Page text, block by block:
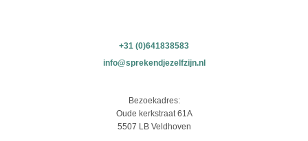
+31 (0)641838583
info@sprekendjezelfzijn.nl
Bezoekadres:
Oude kerkstraat 61A
5507 LB Veldhoven